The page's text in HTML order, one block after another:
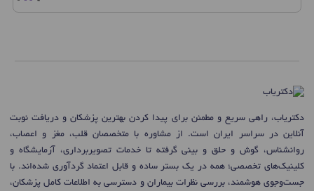
دکتریاب، راهی سریع و مطمئن برای پیدا کردن بهترین پزشکان و دریافت نوبت
آنلاین در سراسر ایران است. از مشاوره با متخصصان قلب، مغز و اعصاب،
روانشناس، گوش و حلق و بینی گرفته تا خدمات تصویربرداری، آزمایشگاه و
کلینیک‌های تخصصی؛ همه در یک بستر ساده و قابل اعتماد گردآوری شده‌اند. با
جست‌وجوی هوشمند، بررسی نظرات بیماران و دسترسی به اطلاعات کامل پزشکان،